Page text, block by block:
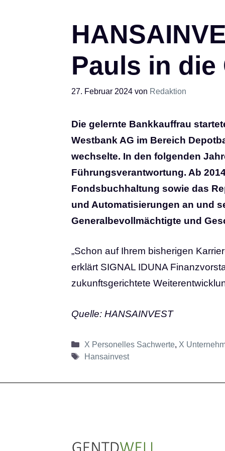
Pauls in
27. Februar 2024 von Redaktion
Die gelernte Bankkauffrau
Westbank AG im Bereich
wechselte. In den folgenden
Führungsverantwortung. Ab
Fondsbuchhaltung sowie das
und Automatisierungen an und
Generalbevollmächtigte und
„Schon auf Ihrem bisherigen
erklärt SIGNAL IDUNA
zukunftsgerichtete
Quelle: HANSAINVEST
Kategorien
X Personelles Sachwerte, X
Schlagwörter
Hansainvest